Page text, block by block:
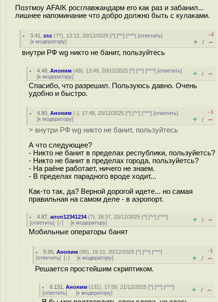
Поэтмоу AFAIK росглавжандарм его как раз и забанил...
лишнее напоминание что добро должно быть с кулаками.
3.41 ,sss (??), 13:12, 20/12/2025 [^] [^^] [^^^] [ответить]
[к модератору]
–2
+ / –
внутри РФ wg никто не банит, пользуйтесь
4.48 ,Аноним (48), 13:49, 20/12/2025 [^] [^^] [^^^] [ответить]
[к модератору] + / –
Спасибо, что разрешил. Пользуюсь давно. Очень
удобно и быстро.
4.80 ,Аноним (-), 17:48, 20/12/2025 [^] [^^] [^^^] [ответить]
[к модератору]
–1
+ / –
> внутри РФ wg никто не банит, пользуйтесь
А что следующее?
- Никто не банит в пределах республики, пользуйетсь?
- Никто не банит в пределах города, пользуйетсь?
- На раёне работает, ничего не знаем.
- В пределах парадного вроде ходит...
Как-то так, да? Верной дорогой идете... но самая
правильная на самом деле - в аэропорт.
4.87 ,anon12341234 (?), 18:37, 20/12/2025 [^] [^^] [^^^]
[ответить] [↓] [к модератору] + / –
Мобильные операторы банят
5.95 ,Аноним (95), 19:10, 20/12/2025 [^] [^^] [^^^]
[ответить] [↓] [к модератору]
–1
+ / –
Решается простейшим скриптиком.
6.131 ,Аноним (131), 17:00, 21/12/2025 [^] [^^] [^^^]
[ответить] [к модератору] + / –